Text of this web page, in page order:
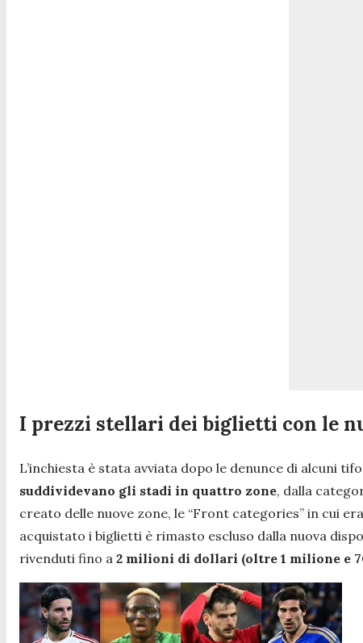
I prezzi stellari dei biglietti con le
L’inchiesta è stata avviata dopo le denunce di alcuni
suddividevano gli stadi in quattro zone, dalla
creato delle nuove zone, le “Front categories” in cui
acquistato i biglietti è rimasto escluso dalla nuova
rivenduti fino a 2 milioni di dollari (oltre 1 milione e